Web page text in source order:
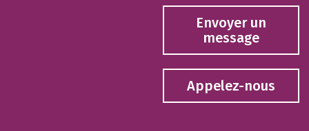
Envoyer un
message
Appelez-nous